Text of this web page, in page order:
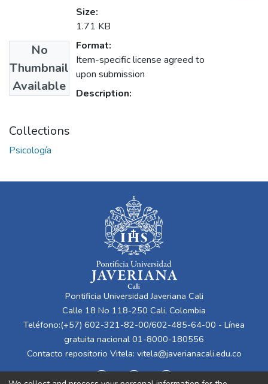
No
Thumbnail
Available
Size:
1.71 KB
Format:
Item-specific license agreed to
upon submission
Description:
Collections
Psicología
Pontificia Universidad Javeriana Cali
Calle 18 No 118-250 Cali, Colombia
Teléfono:(+57) 602-321-82-00/602-485-64-00 - Línea
gratuita nacional 01-8000-180556
Contacto repositorio Vitela: vitela@javerianacali.edu.co